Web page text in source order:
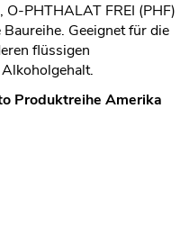
PHTHALAT FREI (PHF)
Geeignet für die
flüssigen
Produktreihe Amerika